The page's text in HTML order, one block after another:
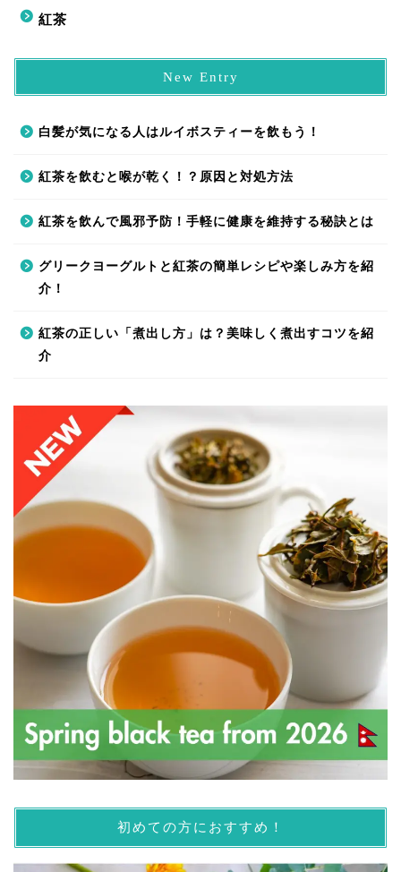
紅茶
New Entry
白髪が気になる人はルイボスティーを飲もう！
紅茶を飲むと喉が乾く！？原因と対処方法
紅茶を飲んで風邪予防！手軽に健康を維持する秘訣とは
グリークヨーグルトと紅茶の簡単レシピや楽しみ方を紹
介！
紅茶の正しい「煮出し方」は？美味しく煮出すコツを紹
介
初めての方におすすめ！